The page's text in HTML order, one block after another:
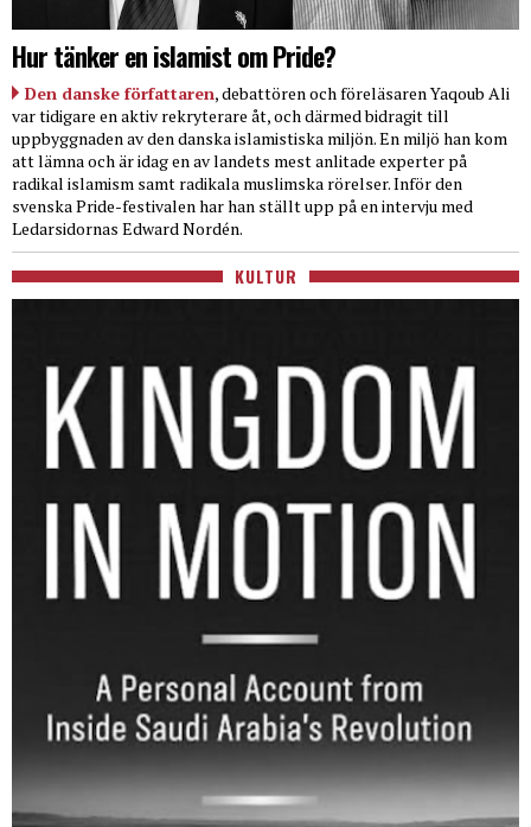
Hur tänker en islamist om Pride?
Den danske författaren, debattören och föreläsaren Yaqoub Ali
var tidigare en aktiv rekryterare åt, och därmed bidragit till
uppbyggnaden av den danska islamistiska miljön. En miljö han kom
att lämna och är idag en av landets mest anlitade experter på
radikal islamism samt radikala muslimska rörelser. Inför den
svenska Pride-festivalen har han ställt upp på en intervju med
Ledarsidornas Edward Nordén.
KULTUR